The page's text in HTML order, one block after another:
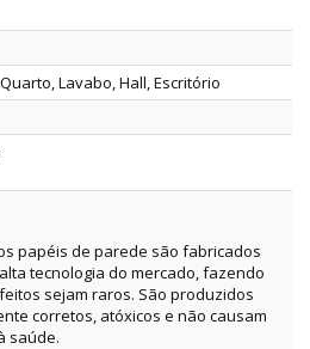
Lavabo, Hall, Escritório
papéis de parede são fabricados
tecnologia do mercado, fazendo
sejam raros. São produzidos
corretos, atóxicos e não causam
saúde.